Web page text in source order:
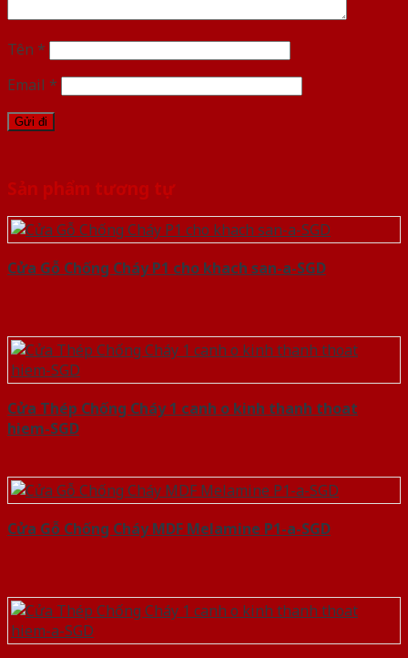
Tên *
Email *
Sản phẩm tương tự
Cửa Gỗ Chống Cháy P1 cho khach san-a-SGD
Cửa Thép Chống Cháy 1 canh o kinh thanh thoat
hiem-SGD
Cửa Gỗ Chống Cháy MDF Melamine P1-a-SGD